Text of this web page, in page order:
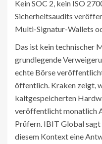
Kein SOC 2, kein ISO
Sicherheitsaudits
Multi-Signatur-Wallets
Das ist kein technischer
grundlegende
echte Börse
öffentlich. Kraken zeigt,
kaltgespeicherten
veröffentlicht monatlich
Prüfern. IBIT Global sagt
diesem Kontext eine